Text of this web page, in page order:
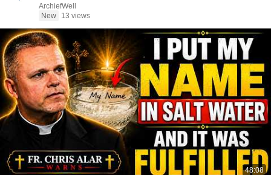
ArchiefWell
New
13 views
48:08